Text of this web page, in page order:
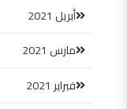
أبريل 2021
مارس 2021
فبراير 2021